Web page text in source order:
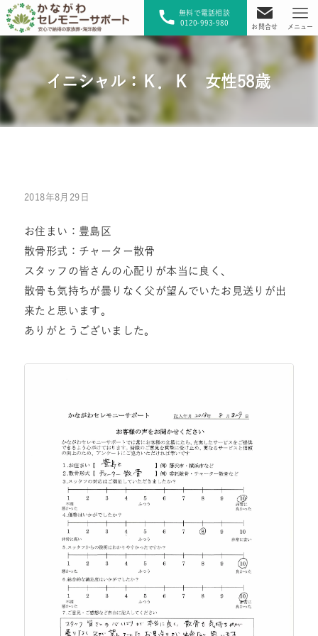
無料で電話相談
0120-993-980
お問合せ メニュー
イニシャル：Ｋ．Ｋ 女性58歳
2018年8月29日
お住まい：豊島区
散骨形式：チャーター散骨
スタッフの皆さんの心配りが本当に良く、
散骨も気持ちが曇りなく父が望んでいたお見送りが出
来たと思います。
ありがとうございました。